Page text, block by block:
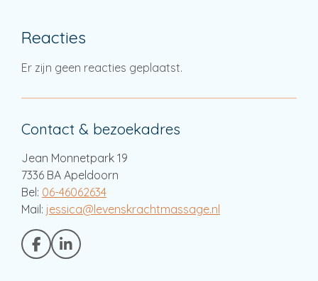
Reacties
Er zijn geen reacties geplaatst.
Contact & bezoekadres
Jean Monnetpark 19
7336 BA Apeldoorn
Bel: 06-46062634
Mail: jessica@levenskrachtmassage.nl
F
a
L
i